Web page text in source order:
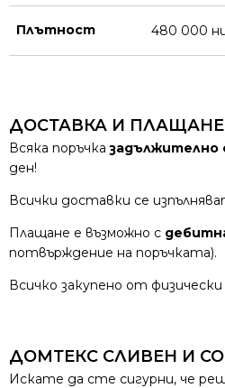
Плътност 480 000
ДОСТАВКА И ПЛАЩАНЕ
Всяка поръчказадължително
ден!
Всички доставки се
Плащане е възможно с
потвърждение на поръчката).
Всичко закупено от
ДОМТЕКС СЛИВЕН И
Искате да сте сигурни, че